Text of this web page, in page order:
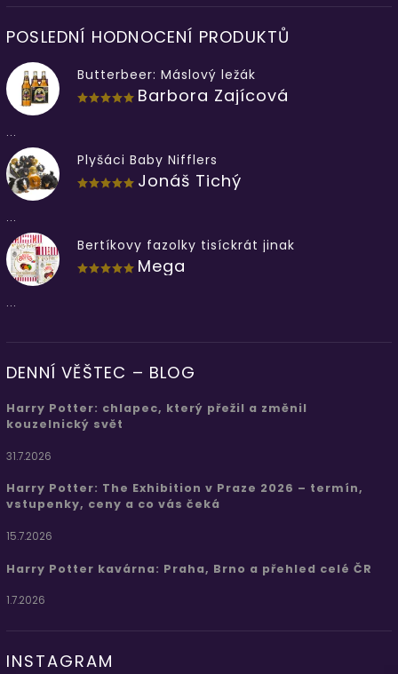
POSLEDNÍ HODNOCENÍ PRODUKTŮ
Butterbeer: Máslový ležák
Barbora Zajícová
...
Plyšáci Baby Nifflers
Jonáš Tichý
...
Bertíkovy fazolky tisíckrát jinak
Mega
...
DENNÍ VĚŠTEC – BLOG
Harry Potter: chlapec, který přežil a změnil
kouzelnický svět
31.7.2026
Harry Potter: The Exhibition v Praze 2026 – termín,
vstupenky, ceny a co vás čeká
15.7.2026
Harry Potter kavárna: Praha, Brno a přehled celé ČR
1.7.2026
INSTAGRAM